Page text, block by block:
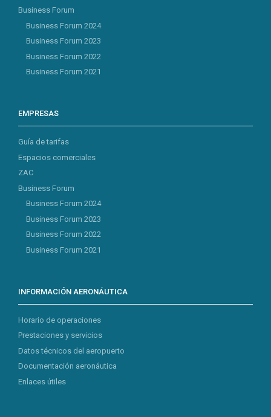
Business Forum
Business Forum 2024
Business Forum 2023
Business Forum 2022
Business Forum 2021
EMPRESAS
Guía de tarifas
Espacios comerciales
ZAC
Business Forum
Business Forum 2024
Business Forum 2023
Business Forum 2022
Business Forum 2021
INFORMACIÓN AERONÁUTICA
Horario de operaciones
Prestaciones y servicios
Datos técnicos del aeropuerto
Documentación aeronáutica
Enlaces útiles